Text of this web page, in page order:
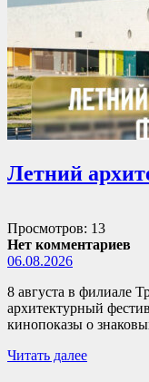
Летний
Просмотров: 13
Нет комментариев
06.08.2026
8 августа в филиале
архитектурный
кинопоказы о
Читать далее